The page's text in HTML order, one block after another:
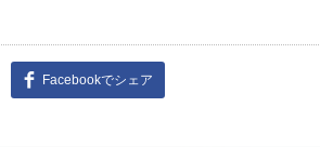
Facebookでシェア